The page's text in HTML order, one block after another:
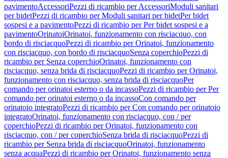
pavimentoAccessoriPezzi di ricambio per AccessoriModuli sanitari
per bidetPezzi di ricambio per Moduli sanitari per bidetPer bidet
sospesi e a pavimentoPezzi di ricambio per Per bidet sospesi e a
pavimentoOrinatoiOrinatoi, funzionamento con risciacquo, con
bordo di risciacquoPezzi di ricambio per Orinatoi, funzionamento
con risciacquo, con bordo di risciacquoSenza coperchioPezzi di
ricambio per Senza coperchioOrinatoi, funzionamento con
risciacquo, senza brida di risciacquoPezzi di ricambio per Orinatoi,
funzionamento con risciacquo, senza brida di risciacquoPer
comando per orinatoi esterno o da incassoPezzi di ricambio per Per
comando per orinatoi esterno o da incassoCon comando per
orinatoio integratoPezzi di ricambio per Con comando per orinatoio
integratoOrinatoi, funzionamento con risciacquo, con / per
coperchioPezzi di ricambio per Orinatoi, funzionamento con
risciacquo, con / per coperchioSenza brida di risciacquoPezzi di
ricambio per Senza brida di risciacquoOrinatoi, funzionamento
senza acquaPezzi di ricambio per Orinatoi, funzionamento senza